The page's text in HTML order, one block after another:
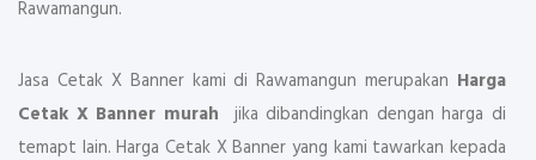
Rawamangun.
Jasa Cetak X Banner kami di Rawamangun merupakan Harga
Cetak X Banner murah jika dibandingkan dengan harga di
temapt lain. Harga Cetak X Banner yang kami tawarkan kepada